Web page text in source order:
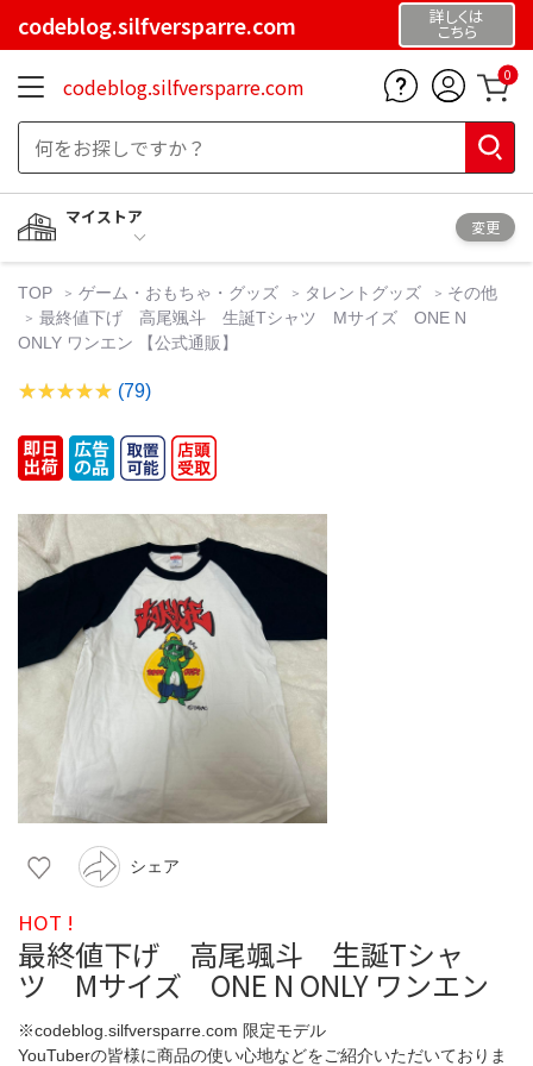
codeblog.silfversparre.com 詳しくは
こちら
codeblog.silfversparre.com 0
マイストア
変更
TOP ゲーム・おもちゃ・グッズ タレントグッズ
その他
最終値下げ 高尾颯斗 生誕Tシャツ Mサイズ ONE N
ONLY ワンエン 【公式通販】
(79)
シェア
HOT !
最終値下げ 高尾颯斗 生誕Tシャ
ツ Mサイズ ONE N ONLY ワンエン
※codeblog.silfversparre.com 限定モデル
YouTuberの皆様に商品の使い心地などをご紹介いただいておりま